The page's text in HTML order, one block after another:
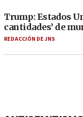
Trump: Estados
cantidades’ de
REDACCIÓN DE JNS